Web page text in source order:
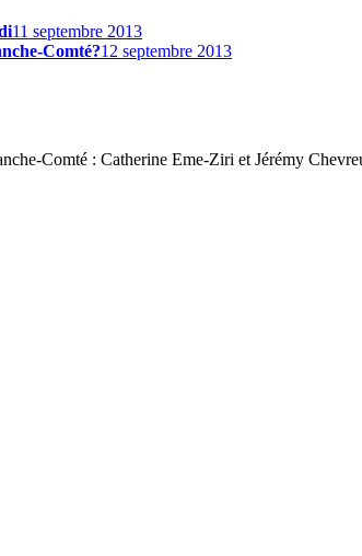
11 septembre 2013
Comté?12 septembre 2013
Comté : Catherine Eme-Ziri et Jérémy